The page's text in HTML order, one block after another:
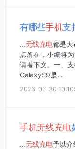
有哪些手机支
...无线充电都是大
点所在，小编将
请看下文。一、
GalaxyS9是...
2023-03-30
手机无线充电
...无线充电予以介